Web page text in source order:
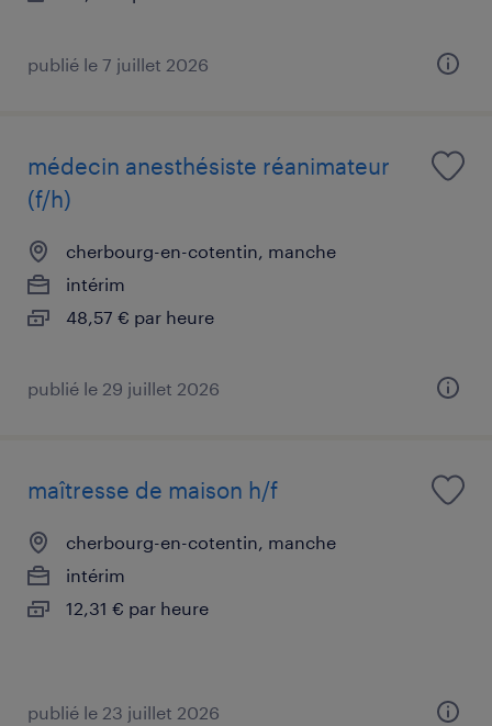
publié le 7 juillet 2026
médecin anesthésiste réanimateur
(f/h)
cherbourg-en-cotentin, manche
intérim
48,57 € par heure
publié le 29 juillet 2026
maîtresse de maison h/f
cherbourg-en-cotentin, manche
intérim
12,31 € par heure
publié le 23 juillet 2026